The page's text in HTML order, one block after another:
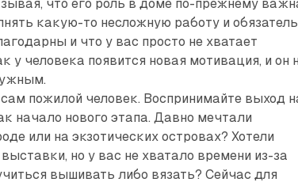
что его роль в доме по-прежнему
какую-то несложную работу и
и что у вас просто не хватает
у человека появится новая мотивация, и он
пожилой человек. Воспринимайте выход
начало нового этапа. Давно мечтали
или на экзотических островах? Хотели
но у вас не хватало времени из-за
вышивать либо вязать? Сейчас для